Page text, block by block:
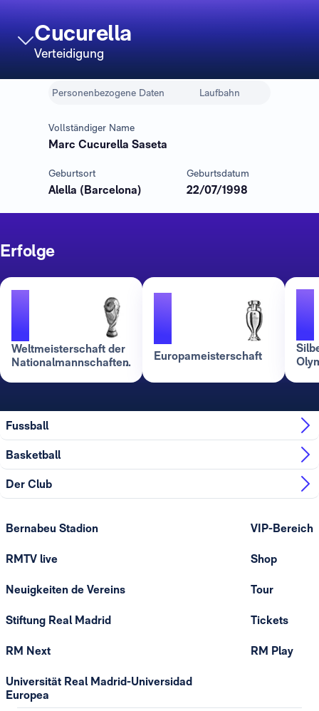
Cucurella
Verteidigung
Personenbezogene Daten Laufbahn
Vollständiger Name
Marc Cucurella Saseta
Geburtsort
Alella (Barcelona)
Geburtsdatum
22/07/1998
Erfolge
1
Weltmeisterschaft der
Nationalmannschaften
1
Europameisterschaft
1
Fussball
Basketball
Der Club
Bernabeu Stadion
RMTV live
Neuigkeiten de Vereins
Stiftung Real Madrid
RM Next
Universität Real Madrid-Universidad
Europea
VIP-Bereich
Shop
Tour
Tickets
RM Play